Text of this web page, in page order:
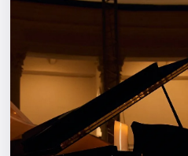
Спорт